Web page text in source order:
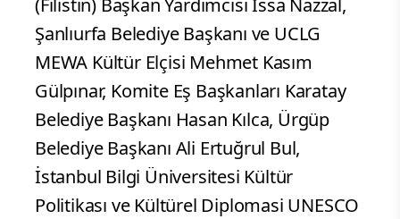
(Filistin) Başkan Yardımcısı Issa Nazzal,
Şanlıurfa Belediye Başkanı ve UCLG
MEWA Kültür Elçisi Mehmet Kasım
Gülpınar, Komite Eş Başkanları Karatay
Belediye Başkanı Hasan Kılca, Ürgüp
Belediye Başkanı Ali Ertuğrul Bul,
İstanbul Bilgi Üniversitesi Kültür
Politikası ve Kültürel Diplomasi UNESCO